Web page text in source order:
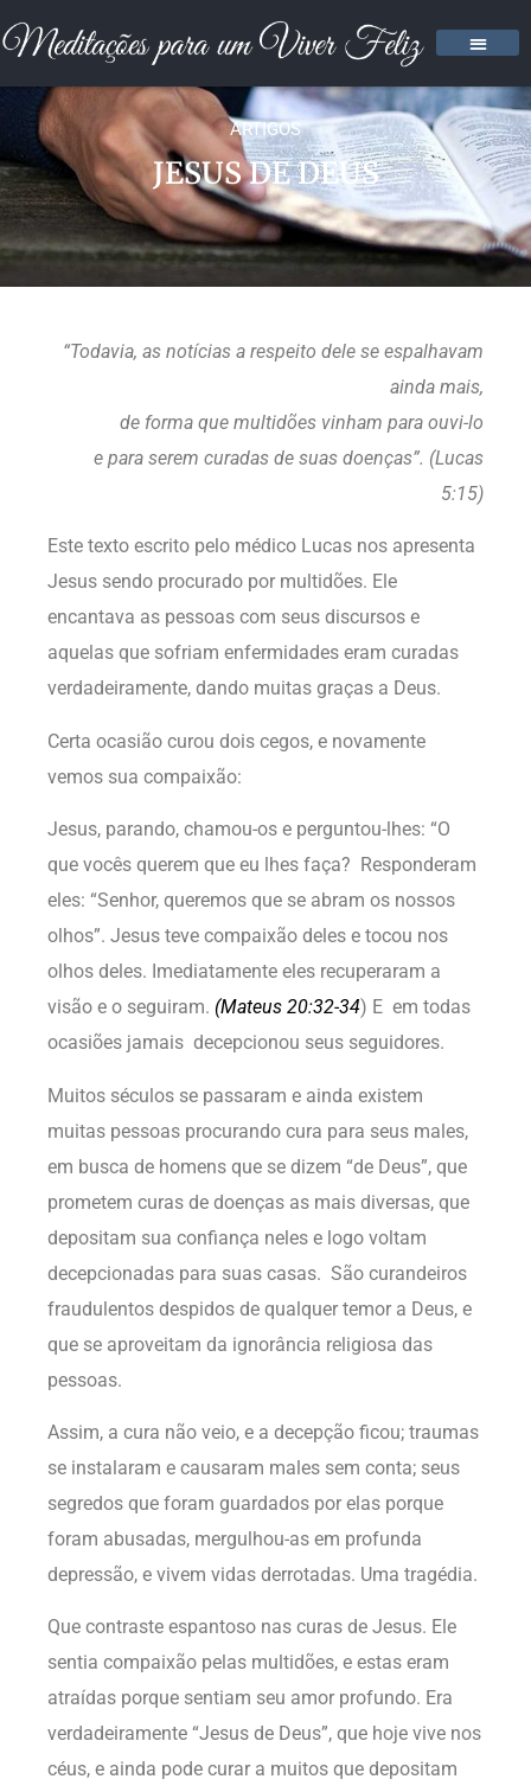
ARTIGOS
JESUS DE DEUS
“Todavia, as notícias a respeito dele se espalhavam
ainda mais,
de forma que multidões vinham para ouvi-lo
e para serem curadas de suas doenças”. (Lucas
5:15)
Este texto escrito pelo médico Lucas nos apresenta
Jesus sendo procurado por multidões. Ele
encantava as pessoas com seus discursos e
aquelas que sofriam enfermidades eram curadas
verdadeiramente, dando muitas graças a Deus.
Certa ocasião curou dois cegos, e novamente
vemos sua compaixão:
Jesus, parando, chamou-os e perguntou-lhes: “O
que vocês querem que eu lhes faça? Responderam
eles: “Senhor, queremos que se abram os nossos
olhos”. Jesus teve compaixão deles e tocou nos
olhos deles. Imediatamente eles recuperaram a
visão e o seguiram. (Mateus 20:32-34) E em todas
ocasiões jamais decepcionou seus seguidores.
Muitos séculos se passaram e ainda existem
muitas pessoas procurando cura para seus males,
em busca de homens que se dizem “de Deus”, que
prometem curas de doenças as mais diversas, que
depositam sua confiança neles e logo voltam
decepcionadas para suas casas. São curandeiros
fraudulentos despidos de qualquer temor a Deus, e
que se aproveitam da ignorância religiosa das
pessoas.
Assim, a cura não veio, e a decepção ficou; traumas
se instalaram e causaram males sem conta; seus
segredos que foram guardados por elas porque
foram abusadas, mergulhou-as em profunda
depressão, e vivem vidas derrotadas. Uma tragédia.
Que contraste espantoso nas curas de Jesus. Ele
sentia compaixão pelas multidões, e estas eram
atraídas porque sentiam seu amor profundo. Era
verdadeiramente “Jesus de Deus”, que hoje vive nos
céus, e ainda pode curar a muitos que depositam